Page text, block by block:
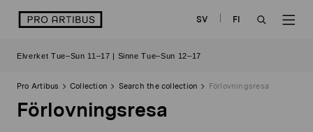
logo SV
FI
Elverket Tue–Sun 11–17 | Sinne Tue–Sun 12–17
Pro Artibus Collection Search the collection Förlovningsresa
Förlovningsresa